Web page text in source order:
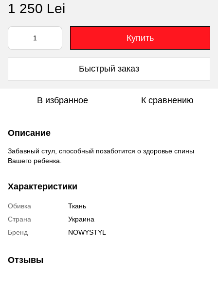
1 250 Lei
Купить
Быстрый заказ
В избранное К сравнению
Описание
Забавный стул, способный позаботится о здоровье спины
Вашего ребенка.
Характеристики
Обивка
Ткань
Страна
Украина
Бренд
NOWYSTYL
Отзывы